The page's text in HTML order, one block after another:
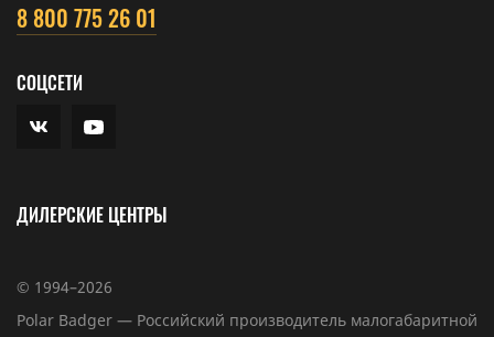
8 800 775 26 01
СОЦСЕТИ
ДИЛЕРСКИЕ ЦЕНТРЫ
© 1994–2026
Polar Badger — Российский производитель малогабаритной